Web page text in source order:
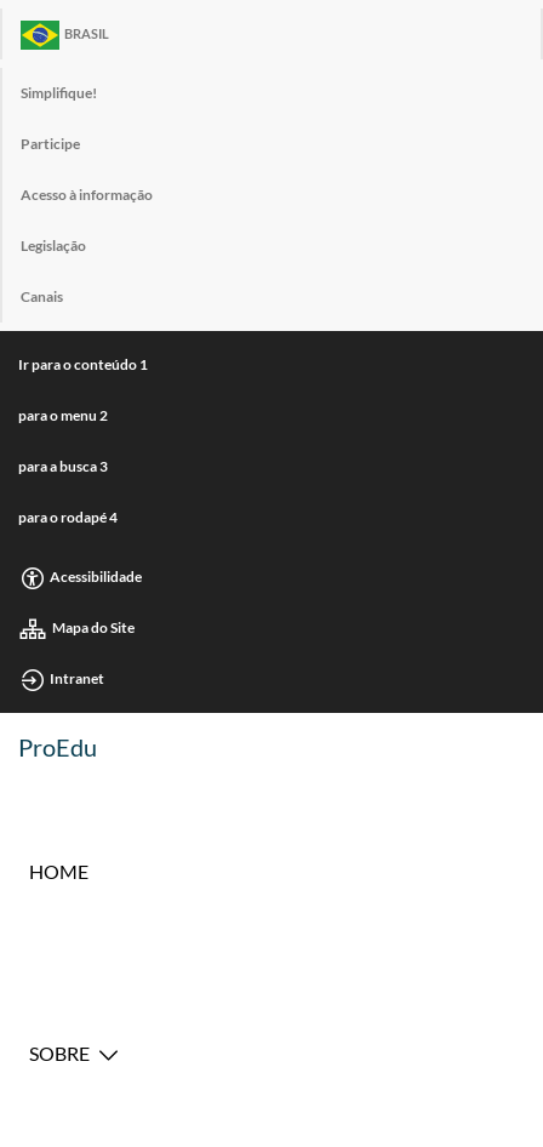
BRASIL
Simplifique!
Participe
Acesso à informação
Legislação
Canais
Ir para o conteúdo 1
para o menu 2
para a busca3
para o rodapé4
Acessibilidade
Mapa do Site
Intranet
ProEdu
HOME
SOBRE